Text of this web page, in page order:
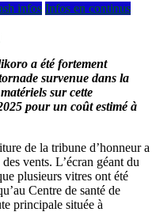
infos Infos en continus
a été fortement
survenue dans la
sur cette
pour un coût estimé à
de la tribune d’honneur a
vents. L’écran géant du
plusieurs vitres ont été
Centre de santé de
principale située à